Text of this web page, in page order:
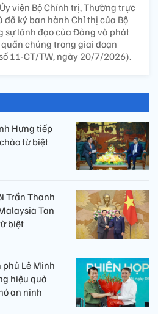
viên Bộ Chính trị, Thường trực
đã ký ban hành Chỉ thị của Bộ
sự lãnh đạo của Đảng và phát
chúng trong giai đoạn
11-CT/TW, ngày 20/7/2026).
Hưng tiếp
từ biệt
Trần Thanh
Tan
biệt
Lê Minh
hiệu quả
an ninh